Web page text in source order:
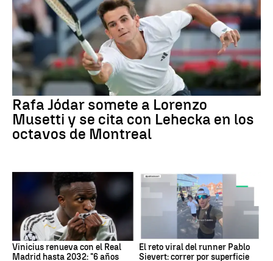
Rafa Jódar somete a Lorenzo
Musetti y se cita con Lehecka en los
octavos de Montreal
Vinicius renueva con el Real
Madrid hasta 2032: "6 años
El reto viral del runner Pablo
Sievert: correr por superficie